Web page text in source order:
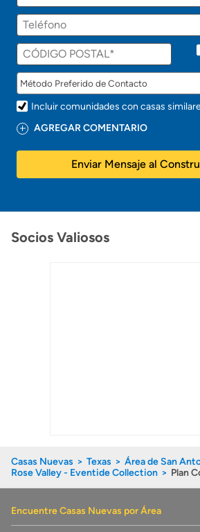
Incluir comunidades con casas
AGREGAR COMENTARIO
Enviar Mensaje al
Socios Valiosos
Casas Nuevas Texas Área de San
Rose Valley - Eventide Collection
Plan
Encuentre Casas Nuevas por Área